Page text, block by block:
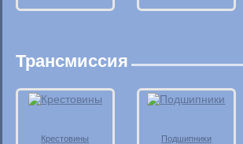
Трансмиссия
Крестовины Подшипники